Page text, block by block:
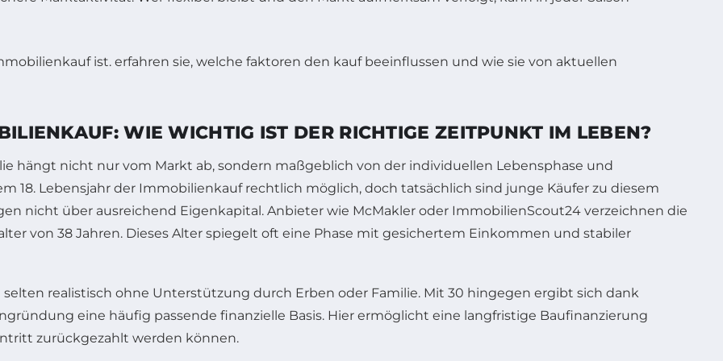
WIE WICHTIG IST DER RICHTIGE ZEITPUNKT IM LEBEN?
hängt nicht nur vom Markt ab, sondern maßgeblich von der individuellen Lebensphase und
18. Lebensjahr der Immobilienkauf rechtlich möglich, doch tatsächlich sind junge Käufer zu diesem
nicht über ausreichend Eigenkapital. Anbieter wie McMakler oder ImmobilienScout24 verzeichnen die
von 38 Jahren. Dieses Alter spiegelt oft eine Phase mit gesichertem Einkommen und stabiler
realistisch ohne Unterstützung durch Erben oder Familie. Mit 30 hingegen ergibt sich dank
eine häufig passende finanzielle Basis. Hier ermöglicht eine langfristige Baufinanzierung
zurückgezahlt werden können.